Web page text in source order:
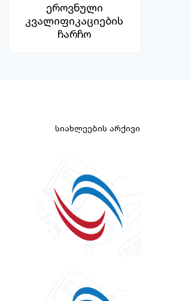
ეროვნული
კვალიფიკაციების
ჩარჩო
სიახლეების არქივი